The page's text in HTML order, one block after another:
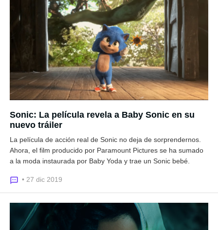
Sonic: La película revela a Baby Sonic en su
nuevo tráiler
La película de acción real de Sonic no deja de sorprendernos.
Ahora, el film producido por Paramount Pictures se ha sumado
a la moda instaurada por Baby Yoda y trae un Sonic bebé.
• 27 dic 2019